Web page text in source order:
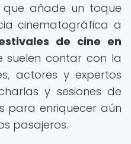
añade un toque
cinematográfica a
de cine en
suelen contar con la
actores y expertos
y sesiones de
para enriquecer aún
pasajeros.